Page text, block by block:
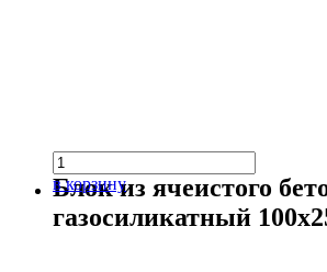
в корзину
Блок из ячеистого
газосиликатный